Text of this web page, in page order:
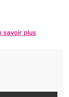
savoir plus